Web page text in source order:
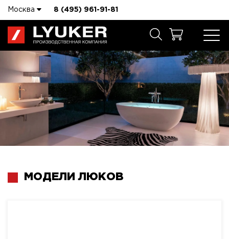
Москва 8 (495) 961-91-81
МОДЕЛИ ЛЮКОВ